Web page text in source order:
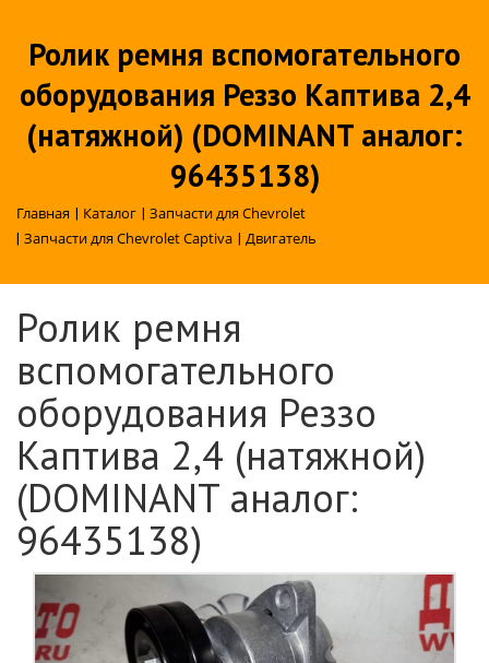
Ролик ремня вспомогательного
оборудования Реззо Каптива 2,4
(натяжной) (DOMINANT аналог:
96435138)
Главная | Каталог | Запчасти для Chevrolet
| Запчасти для Chevrolet Captiva | Двигатель
Ролик ремня
вспомогательного
оборудования Реззо
Каптива 2,4 (натяжной)
(DOMINANT аналог:
96435138)